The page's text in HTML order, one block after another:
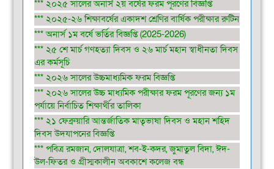
*** ২০২৫ সালের অনার্স ২য় বর্ষের ফরম পূরণের বিজ্ঞপ্তি
*** ২০২৫-২৬ শিক্ষাবর্ষের একাদশ শ্রেণির বার্ষিক পরীক্ষার রুটিন
*** অনার্স ১ম বর্ষে ভর্তির বিজ্ঞপ্তি (2025-2026)
*** ২৫ শে মার্চ গণহত্যা দিবস ও ২৬ মার্চ মহান স্বাধীনতা দিবস
এর কর্মসূচি
*** ২০২৬ সালের উচ্চমাধ্যমিক ফরম বিজ্ঞপ্তি
*** ২০২৬ সালের উচ্চ মাধ্যমিক পরীক্ষার ফরম পূরণের জন্য ১ম
পর্যায়ে নির্বাচিত শিক্ষার্থীর তালিকা
*** ২১ ফেব্রুয়ারি আন্তর্জাতিক মাতৃভাষা দিবস ও মহান শহিদ
দিবস উদযাপনের বিজ্ঞপ্তি
*** পবিত্র রমজান, দোলযাত্রা, শব-ই-কদর, জুমাতুল বিদা, ঈদ-
উল-ফিতর ও গ্রীস্মকালীন অবকাশে কলেজ বন্ধ